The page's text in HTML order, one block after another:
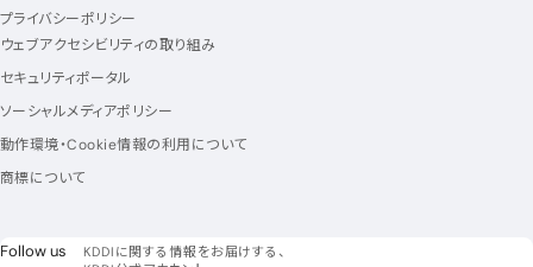
プライバシーポリシー
ウェブアクセシビリティの取り組み
セキュリティポータル
ソーシャルメディアポリシー
動作環境・Cookie情報の利用について
商標について
Follow us フォローアス
KDDIに関する情報をお届けする、